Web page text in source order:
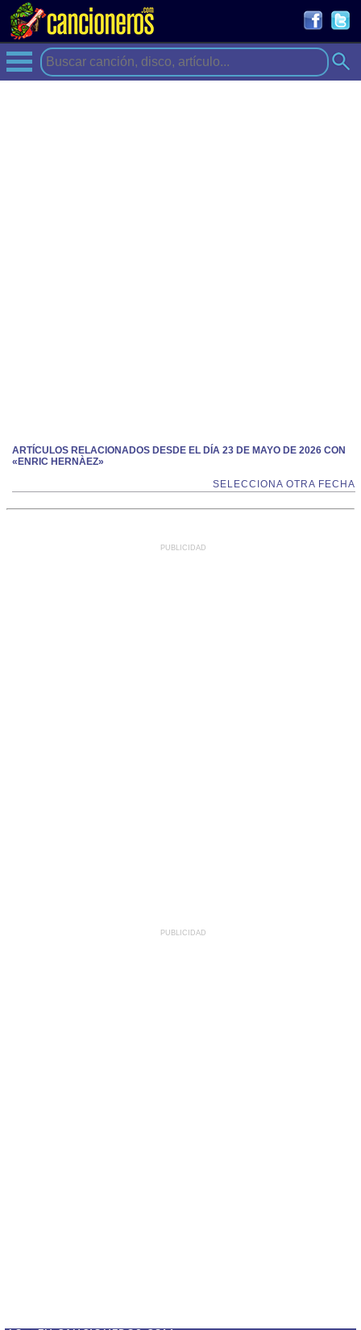
ARTÍCULOS RELACIONADOS DESDE EL DÍA 23 DE MAYO DE 2026 CON
«ENRIC HERNÀEZ»
SELECCIONA OTRA FECHA
PUBLICIDAD
PUBLICIDAD